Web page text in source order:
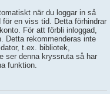
när du loggar in så
en viss tid. Detta förhindrar
För att förbli inloggad,
Detta rekommenderas inte
t.ex. bibliotek,
ser denna kryssruta så har
funktion.